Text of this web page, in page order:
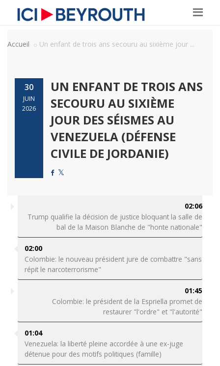
Accueil Un enfant de trois ans secouru au sixième jour ...
30
JUIN
2026
UN ENFANT DE TROIS ANS
SECOURU AU SIXIÈME
JOUR DES SÉISMES AU
VENEZUELA (DÉFENSE
CIVILE DE JORDANIE)
02:06
Trump qualifie la décision de justice bloquant la salle de
bal de la Maison Blanche de "honte nationale"
02:00
Colombie: le nouveau président jure de combattre "sans
répit le narcoterrorisme"
01:45
Colombie: le président de la Espriella promet de
restaurer "l'ordre" et "l'autorité"
01:04
Venezuela: la liberté pleine accordée à une ex-juge
détenue pour des motifs politiques (famille)